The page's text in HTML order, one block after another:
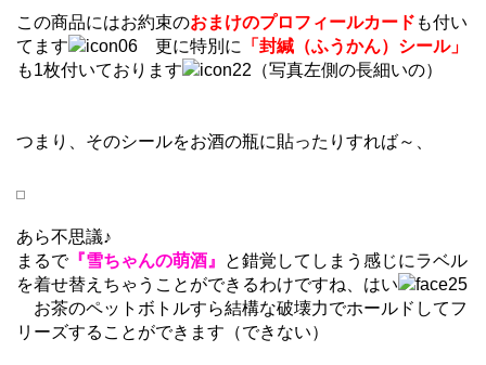
この商品にはお約束のおまけのプロフィールカード も付い
てます
更に特別に
「封緘（ふうかん）シール」
も1枚付いております
（写真左側の長細いの）
つまり、そのシールをお酒の瓶に貼ったりすれば～、
あら不思議♪
まるで『雪ちゃんの萌酒』
と錯覚してしまう感じにラベル
を着せ替えちゃうことができるわけですね、はい
お茶のペットボトルすら結構な破壊力でホールドしてフ
リーズすることができます（できない）